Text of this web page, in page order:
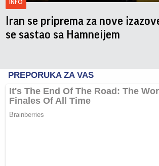
Iran se priprema za nove
se sastao sa Hamneijem